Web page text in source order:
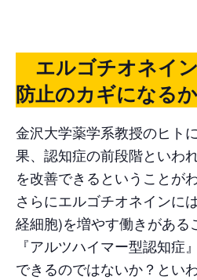
エルゴチオネイ
防止のカギになる
金沢大学薬学系教授のヒト
果、認知症の前段階といわ
を改善できるということが
さらにエルゴチオネインに
経細胞)を増やす働きがある
『アルツハイマー型認知症
できるのではないか？とい